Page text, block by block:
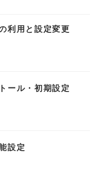
利用と設定変更
ール・初期設定
設定